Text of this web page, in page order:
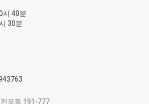
시 40분
30분
포동 191-777